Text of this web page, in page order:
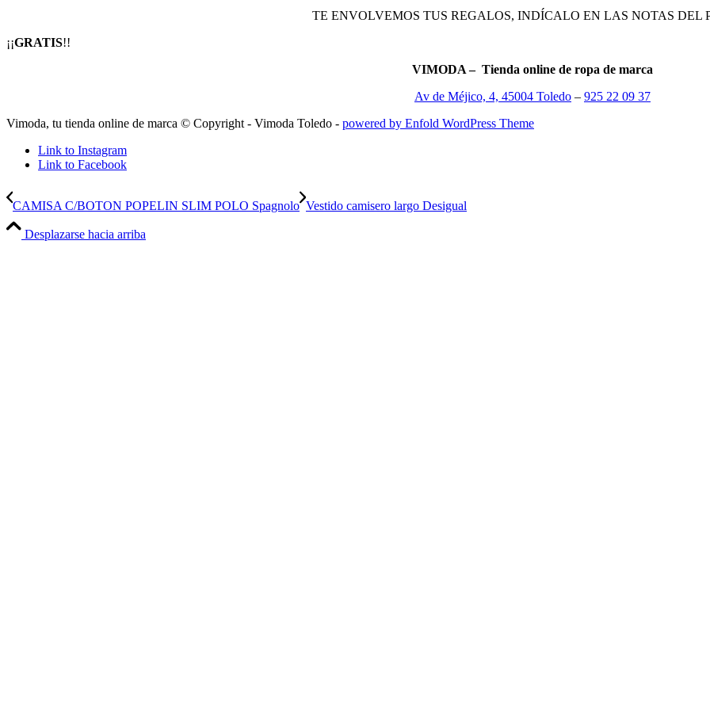
TE ENVOLVEMOS TUS REGALOS, INDÍCALO EN LAS NOTAS DEL
¡¡GRATIS!!
VIMODA – Tienda online de ropa de marca
Av de Méjico, 4, 45004 Toledo – 925 22 09 37
Vimoda, tu tienda online de marca © Copyright - Vimoda Toledo - powered by Enfold WordPress Theme
Link to Instagram
Link to Facebook
CAMISA C/BOTON POPELIN SLIM POLO Spagnolo Vestido camisero largo Desigual
Desplazarse hacia arriba